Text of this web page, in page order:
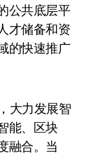
公共底层平
才储备和资
的快速推广
大力发展智
能、区块
融合。当